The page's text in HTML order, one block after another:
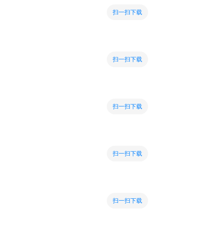
扫一扫下载
扫一扫下载
扫一扫下载
扫一扫下载
扫一扫下载